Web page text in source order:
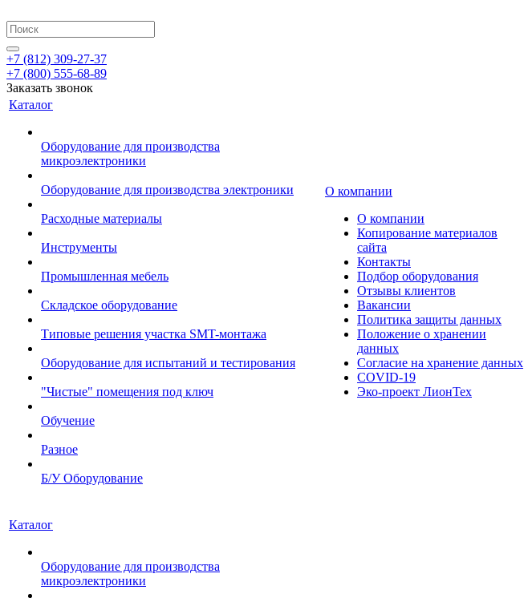
+7 (812) 309-27-37
+7 (800) 555-68-89
Заказать звонок
Каталог
Оборудование для производства
микроэлектроники
Оборудование для производства электроники
Расходные материалы
Инструменты
Промышленная мебель
Складское оборудование
Типовые решения участка SMT-монтажа
Оборудование для испытаний и тестирования
"Чистые" помещения под ключ
Обучение
Разное
Б/У Оборудование
О компании
О компании
Копирование материалов
сайта
Контакты
Подбор оборудования
Отзывы клиентов
Вакансии
Политика защиты данных
Положение о хранении
данных
Согласие на хранение данных
COVID-19
Эко-проект ЛионТех
Каталог
Оборудование для производства
микроэлектроники